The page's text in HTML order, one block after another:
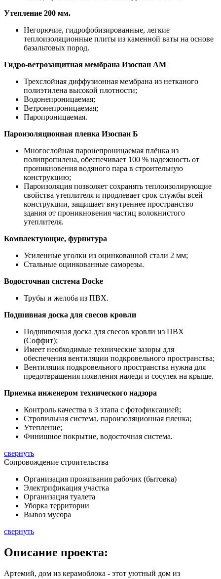
Утепление 200 мм.
Негорючие, гидрофобизированные, легкие
теплоизоляционные плиты из каменной ваты на основе
базальтовых пород.
Гидро-ветрозащитная мембрана Изоспан АМ
Трехслойная диффузионная мембрана из нетканого
полиэтилена высокой плотности;
Водонепроницаемая;
Ветронепроницаемая;
Паропроницаемая.
Пароизоляционная пленка Изоспан Б
Многослойная паронепроницаемая плёнка из
полипропилена, обеспечивает 100 % надежность от
проникновения водяного пара в строительную
конструкцию;
Пароизоляция позволяет сохранять теплоизолирующие
свойства утеплителя и продлевает срок службы всей
конструкции, защищает внутреннее пространство
здания от проникновения частиц волокнистого
утеплителя.
Комплектующие, фурнитура
Усиленные уголки из оцинкованной стали 2 мм;
Стальные оцинкованные саморезы.
Водосточная система Docke
Трубы и желоба из ПВХ.
Подшивная доска для свесов кровли
Подшивочная доска для свесов кровли из ПВХ
(Соффит);
Имеет необходимые технические зазоры для
обеспечения вентиляции подкровельного пространства;
Вентиляция подкровельного пространства нужна для
предотвращения появления наледи и сосулек на крыше.
Приемка инженером технического надзора
Контроль качества в 3 этапа с фотофиксацией;
Стропильная система, пароизоляционная пленка;
Утепление;
Финишное покрытие, водосточная система.
свернуть
Сопровождение строительства
Организация проживания рабочих (бытовка)
Электрификация участка
Организация туалета
Уборка территории
Вывоз мусора
свернуть
Описание проекта:
Артемий, дом из керамоблока - этот уютный дом из